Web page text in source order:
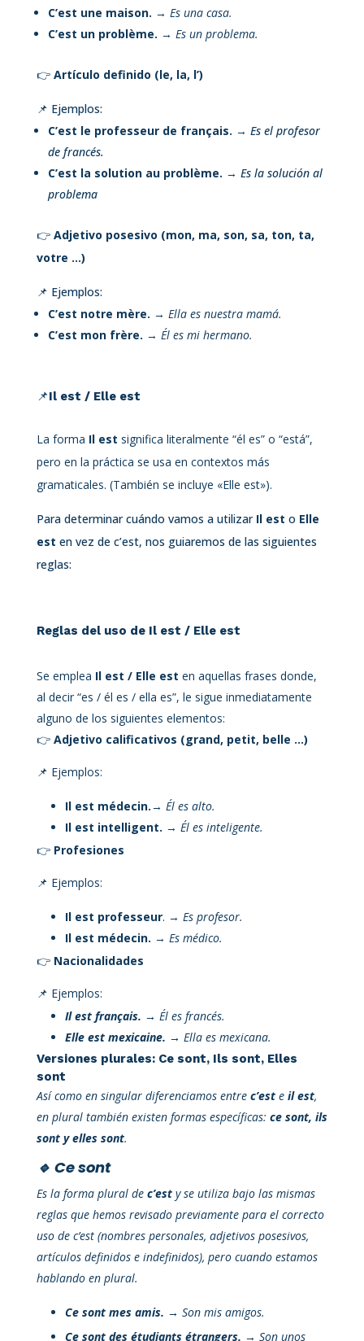
C’est une maison. → Es una casa.
C’est un problème. → Es un problema.
👉Artículo definido (le, la, l’)
📌 Ejemplos:
C’est le professeur de français. → Es el profesor
de francés.
C’est la solution au problème. → Es la solución al
problema
👉Adjetivo posesivo (mon, ma, son, sa, ton, ta,
votre …)
📌 Ejemplos:
C’est notre mère. → Ella es nuestra mamá.
C’est mon frère. → Él es mi hermano.
📌Il est / Elle est
La forma Il est significa literalmente “él es” o “está”,
pero en la práctica se usa en contextos más
gramaticales. (También se incluye «Elle est»).
Para determinar cuándo vamos a utilizar Il est o Elle
est en vez de c’est, nos guiaremos de las siguientes
reglas:
Reglas del uso de Il est / Elle est
Se emplea Il est / Elle est en aquellas frases donde,
al decir “es / él es / ella es”, le sigue inmediatamente
alguno de los siguientes elementos:
👉Adjetivo calificativos (grand, petit, belle …)
📌 Ejemplos:
Il est médecin.→ Él es alto.
Il est intelligent. → Él es inteligente.
👉Profesiones
📌 Ejemplos:
Il est professeur. → Es profesor.
Il est médecin. → Es médico.
👉Nacionalidades
📌 Ejemplos:
Il est français. → Él es francés.
Elle est mexicaine. → Ella es mexicana.
Versiones plurales: Ce sont, Ils sont, Elles
sont
Así como en singular diferenciamos entre c’este il est,
en plural también existen formas específicas: ce sont, ils
sont y elles sont.
🔹 Ce sont
Es la forma plural de c’esty se utiliza bajo las mismas
reglas que hemos revisado previamente para el correcto
uso de c’est (nombres personales, adjetivos posesivos,
artículos definidos e indefinidos), pero cuando estamos
hablando en plural.
Ce sont mes amis. → Son mis amigos.
Ce sont des étudiants étrangers. → Son unos